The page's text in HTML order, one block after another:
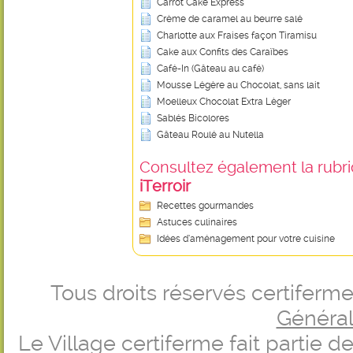
Carrot Cake Express
Crème de caramel au beurre salé
Charlotte aux Fraises façon Tiramisu
Cake aux Confits des Caraïbes
Café-In (Gâteau au café)
Mousse Légère au Chocolat, sans lait
Moelleux Chocolat Extra Lèger
Sablés Bicolores
Gâteau Roulé au Nutella
Consultez également la
iTerroir
Recettes gourmandes
Astuces culinaires
Idées d’aménagement pour votre cuisine
Tous droits réservés
Le Village certiferme fait partie